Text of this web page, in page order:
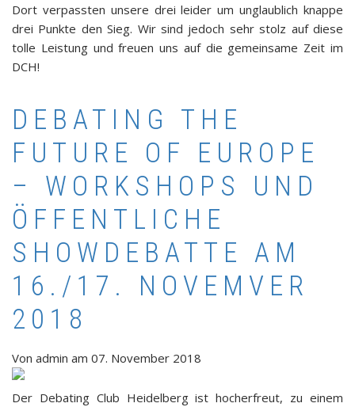
Dort verpassten unsere drei leider um unglaublich knappe
drei Punkte den Sieg. Wir sind jedoch sehr stolz auf diese
tolle Leistung und freuen uns auf die gemeinsame Zeit im
DCH!
DEBATING THE
FUTURE OF EUROPE
– WORKSHOPS UND
ÖFFENTLICHE
SHOWDEBATTE AM
16./17. NOVEMVER
2018
Von admin am 07. November 2018
Der Debating Club Heidelberg ist hocherfreut, zu einem